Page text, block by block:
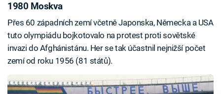
1980 Moskva
Přes 60 západních zemí včetně Japonska, Německa a USA
tuto olympiádu bojkotovalo na protest proti sovětské
invazi do Afghánistánu. Her se tak účastnil nejnižší počet
zemí od roku 1956 (81 států).